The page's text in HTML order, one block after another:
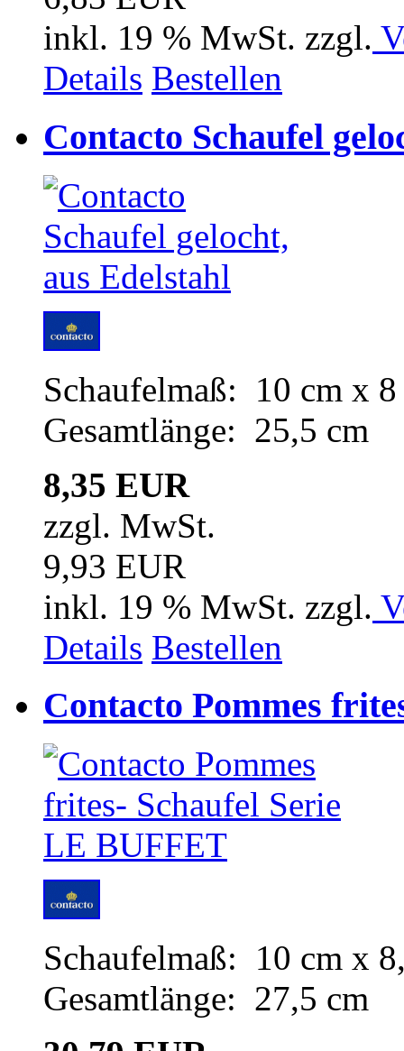
inkl. 19 % MwSt. zzgl.
Details Bestellen
Contacto Schaufel
Schaufelmaß: 10 cm x 8
Gesamtlänge: 25,5 cm
8,35 EUR
zzgl. MwSt.
9,93 EUR
inkl. 19 % MwSt. zzgl.
Details Bestellen
Contacto Pommes
Schaufelmaß: 10 cm x
Gesamtlänge: 27,5 cm